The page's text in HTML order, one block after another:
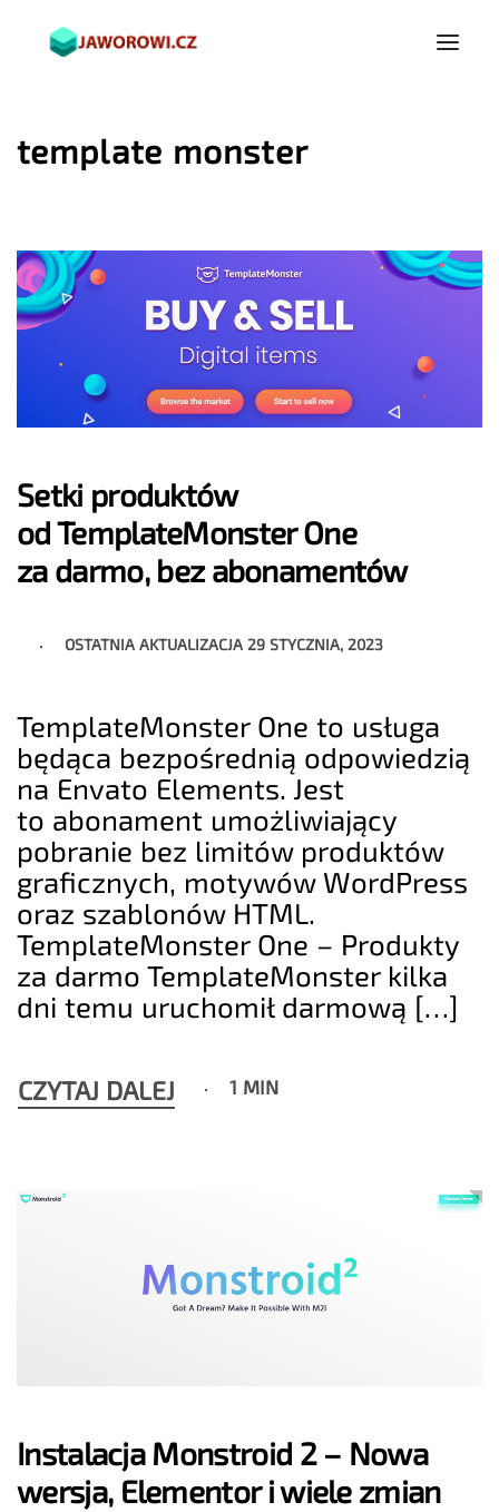
template monster
Setki produktów
od TemplateMonster One
za darmo, bez abonamentów
OSTATNIA AKTUALIZACJA 29 STYCZNIA, 2023
TemplateMonster One to usługa
będąca bezpośrednią odpowiedzią
na Envato Elements. Jest
to abonament umożliwiający
pobranie bez limitów produktów
graficznych, motywów WordPress
oraz szablonów HTML.
TemplateMonster One – Produkty
za darmo TemplateMonster kilka
dni temu uruchomił darmową […]
CZYTAJ DALEJ 1 MIN
Instalacja Monstroid 2 – Nowa
wersja, Elementor i wiele zmian